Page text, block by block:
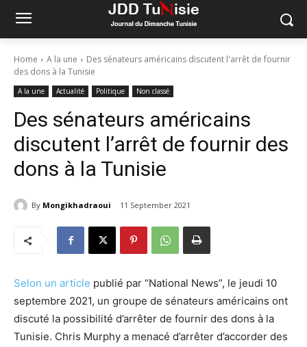
Home A la une
Des sénateurs américains discutent l'arrêt de fournir
des dons à la Tunisie
A la une Actualité Politique Non classé
Des sénateurs américains
discutent l’arrêt de fournir des
dons à la Tunisie
By Mongikhadraoui 11 September 2021
Selon un article publié par “National News”, le jeudi 10
septembre 2021, un groupe de sénateurs américains ont
discuté la possibilité d’arrêter de fournir des dons à la
Tunisie. Chris Murphy a menacé d’arrêter d’accorder des